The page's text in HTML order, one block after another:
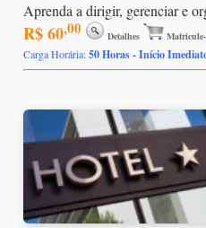
Aprenda a dirigir, gerenciar e
R$ 60,00 Detalhes Matricule-
Carga Horária:50 Horas - Início